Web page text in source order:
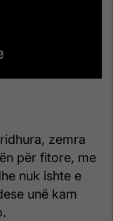
zemra
për fitore, me
nuk ishte e
unë kam